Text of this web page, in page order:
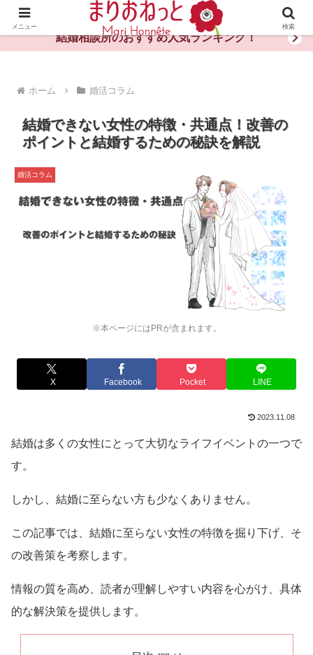
婚活や出会いの体験談・評判・秘訣がわかる情報サイト
結婚相談所のおすすめ人気ランキング！
ホーム 婚活コラム
結婚できない女性の特徴・共通点！改善の
ポイントと結婚するための秘訣を解説
※本ページにはPRが含まれます。
婚活コラム
X Facebook Pocket LINE
2023.11.08
結婚は多くの女性にとって大切なライフイベントの一つで
す。
しかし、結婚に至らない方も少なくありません。
この記事では、結婚に至らない女性の特徴を掘り下げ、そ
の改善策を考察します。
情報の質を高め、読者が理解しやすい内容を心がけ、具体
的な解決策を提供します。
メニュー 検索